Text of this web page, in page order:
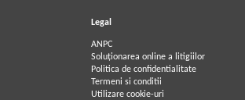
Legal
ANPC
Soluționarea online a litigiilor
Politica de confidentialitate
Termeni si conditii
Utilizare cookie-uri